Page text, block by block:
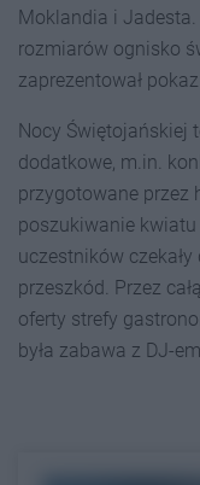
Moklandia i
rozmiarów ognisko
zaprezentował
Nocy Świętojańskiej
dodatkowe, m.in.
przygotowane przez
poszukiwanie
uczestników
przeszkód. Przez
oferty strefy
była zabawa z DJ-